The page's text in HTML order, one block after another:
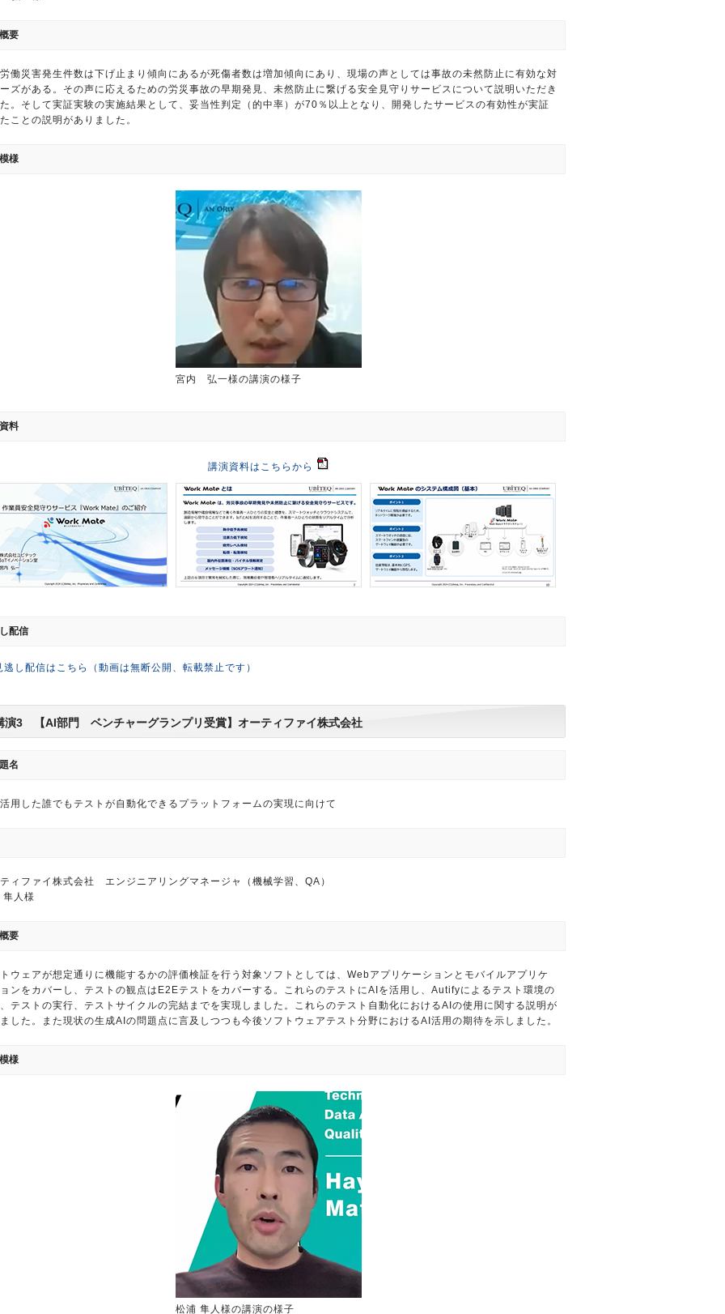
要
働災害発生件数は下げ止まり傾向にあるが死傷者数は増加傾向にあり、現場の声としては事故の未然防止に有効な対
ズがある。その声に応えるための労災事故の早期発見、未然防止に繋げる安全見守りサービスについて説明いただき
。そして実証実験の実施結果として、妥当性判定（的中率）が70％以上となり、開発したサービスの有効性が実証
ことの説明がありました。
様
宮内 弘一様の講演の様子
料
講演資料はこちらから
配信
逃し配信はこちら（動画は無断公開、転載禁止です）
演3 【AI部門 ベンチャーグランプリ受賞】オーティファイ株式会社
名
用した誰でもテストが自動化できるプラットフォームの実現に向けて
ィファイ株式会社 エンジニアリングマネージャ（機械学習、QA）
隼人様
要
ウェアが想定通りに機能するかの評価検証を行う対象ソフトとしては、Webアプリケーションとモバイルアプリケ
ンをカバーし、テストの観点はE2Eテストをカバーする。これらのテストにAIを活用し、Autifyによるテスト環境の
テストの実行、テストサイクルの完結までを実現しました。これらのテスト自動化におけるAIの使用に関する説明が
した。また現状の生成AIの問題点に言及しつつも今後ソフトウェアテスト分野におけるAI活用の期待を示しました。
様
松浦 隼人様の講演の様子